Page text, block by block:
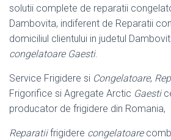
solutii complete de reparatii
Dambovita, indiferent de Reparatii
domiciliul clientului in judetul
congelatoare Gaesti.
Service Frigidere si Congelatoare,
Frigorifice si Agregate Arctic Gaesti
producator de frigidere din Romania,
Reparatiifrigidere congelatoare